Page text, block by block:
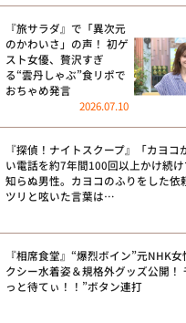
にする？～
本日はダイアンなり！
朝だ！生です旅サラダ
教えて！ニュースライ
ミカタ
ＬＩＦＥ～夢のカタチ
新婚さんいらっしゃ
ポツンと一軒家
ザキ山小屋本館
『旅サラダ』で「異次元
のかわいさ」の声！ 初ゲ
スト女優、贅沢すぎ
る“雲丹しゃぶ”食リポで
おちゃめ発言
2026.07.10
『探偵！ナイトスクープ』「カヨコ
い電話を約7年間100回以上かけ続
知らぬ男性。カヨコのふりをした依
ツリと呟いた言葉は…
『相席食堂』“爆烈ボイン”元NHK
クシー水着姿＆規格外グッズ公開！
っと待てぃ！！”ボタン連打